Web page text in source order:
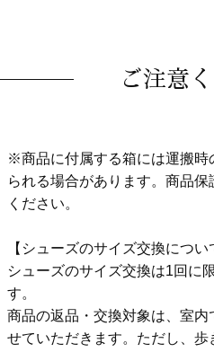
ご注意
※商品に付属する箱には運搬時
られる場合があります。商品
ください。
【シューズのサイズ交換につい
シューズのサイズ交換は1回に
す。
商品の返品・交換対象は、室
せていただきます。ただし、